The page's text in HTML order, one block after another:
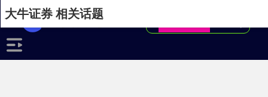
大牛证券 相关话题